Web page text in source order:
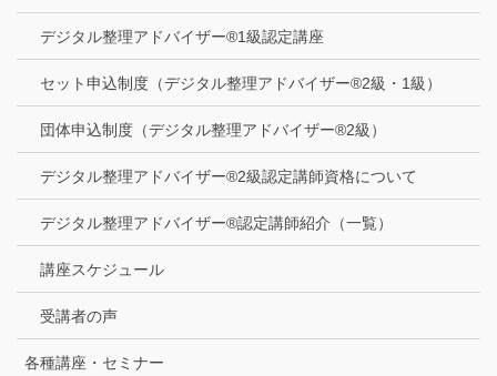
デジタル整理アドバイザー®1級認定講座
セット申込制度（デジタル整理アドバイザー®2級・1級）
団体申込制度（デジタル整理アドバイザー®2級）
デジタル整理アドバイザー®2級認定講師資格について
デジタル整理アドバイザー®認定講師紹介（一覧）
講座スケジュール
受講者の声
各種講座・セミナー